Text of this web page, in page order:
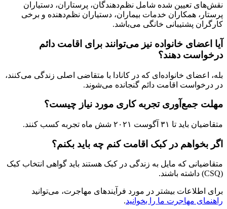
نقش‌های تعیین شده شامل نظم‌دهندگان، پرستاران، دستیاران
پرستار، همکاران خدمات بیماران، دستیاران نظم‌دهنده و برخی
کارگران پشتیبانی خانگی می‌باشد.
آیا اعضای خانواده نیز می‌توانند برای اقامت دائم
درخواست دهند؟
بله، اعضای خانواده‌ای که در کانادا با متقاضی اصلی زندگی می‌کنند،
در درخواست اقامت دائم گنجانده می‌شوند.
مهلت جمع‌آوری تجربه کاری مورد نیاز چیست؟
متقاضیان باید تا ۳۱ آگوست ۲۰۲۱ شش ماه تجربه کسب کنند.
اگر بخواهم در کبک اقامت کنم چه باید بکنم؟
متقاضیانی که مایل به زندگی در کبک هستند باید گواهی انتخاب کبک
(CSQ) داشته باشند.
برای اطلاعات بیشتر در مورد فرآیندهای مهاجرت، می‌توانید
راهنمای مهاجرت ما را بخوانید.